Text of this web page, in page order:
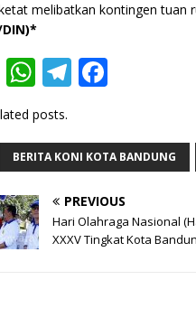
melibatkan kontingen tuan
E
m
ai
W
at
s
A
p
p
T
g
ra
m
e
b
o
o
posts.
BERITA KONI KOTA BANDUNG
PREVIOUS
Hari Olahraga Nasional
XXXV Tingkat Kota